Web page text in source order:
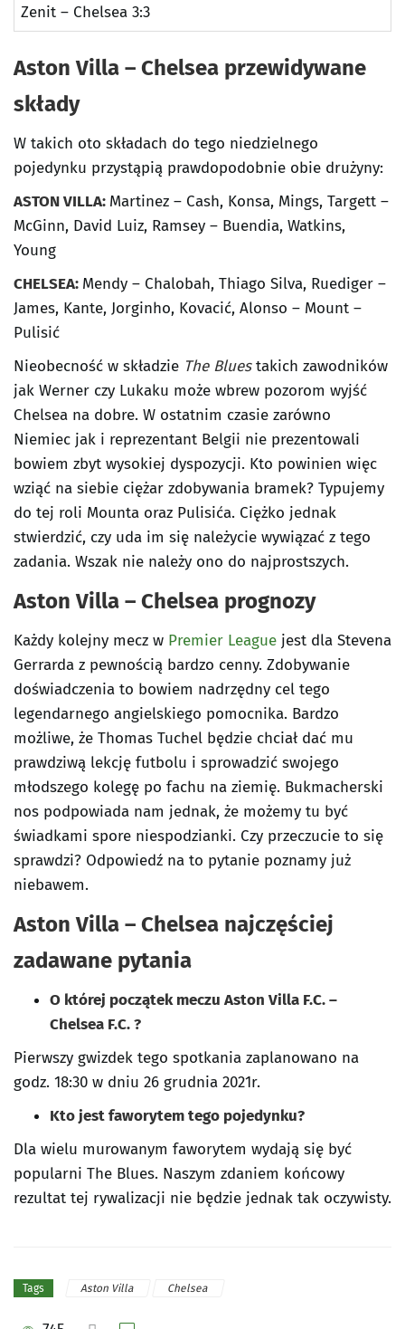
Zenit – Chelsea 3:3
Aston Villa – Chelsea przewidywane
składy
W takich oto składach do tego niedzielnego
pojedynku przystąpią prawdopodobnie obie drużyny:
ASTON VILLA: Martinez – Cash, Konsa, Mings, Targett –
McGinn, David Luiz, Ramsey – Buendia, Watkins,
Young
CHELSEA: Mendy – Chalobah, Thiago Silva, Ruediger –
James, Kante, Jorginho, Kovacić, Alonso – Mount –
Pulisić
Nieobecność w składzie The Bluestakich zawodników
jak Werner czy Lukaku może wbrew pozorom wyjść
Chelsea na dobre. W ostatnim czasie zarówno
Niemiec jak i reprezentant Belgii nie prezentowali
bowiem zbyt wysokiej dyspozycji. Kto powinien więc
wziąć na siebie ciężar zdobywania bramek? Typujemy
do tej roli Mounta oraz Pulisića. Ciężko jednak
stwierdzić, czy uda im się należycie wywiązać z tego
zadania. Wszak nie należy ono do najprostszych.
Aston Villa – Chelsea prognozy
Każdy kolejny mecz w Premier League jest dla Stevena
Gerrarda z pewnością bardzo cenny. Zdobywanie
doświadczenia to bowiem nadrzędny cel tego
legendarnego angielskiego pomocnika. Bardzo
możliwe, że Thomas Tuchel będzie chciał dać mu
prawdziwą lekcję futbolu i sprowadzić swojego
młodszego kolegę po fachu na ziemię. Bukmacherski
nos podpowiada nam jednak, że możemy tu być
świadkami spore niespodzianki. Czy przeczucie to się
sprawdzi? Odpowiedź na to pytanie poznamy już
niebawem.
Aston Villa – Chelsea najczęściej
zadawane pytania
O której początek meczu Aston Villa F.C. –
Chelsea F.C. ?
Pierwszy gwizdek tego spotkania zaplanowano na
godz. 18:30 w dniu 26 grudnia 2021r.
Kto jest faworytem tego pojedynku?
Dla wielu murowanym faworytem wydają się być
popularni The Blues. Naszym zdaniem końcowy
rezultat tej rywalizacji nie będzie jednak tak oczywisty.
Tags Aston Villa Chelsea